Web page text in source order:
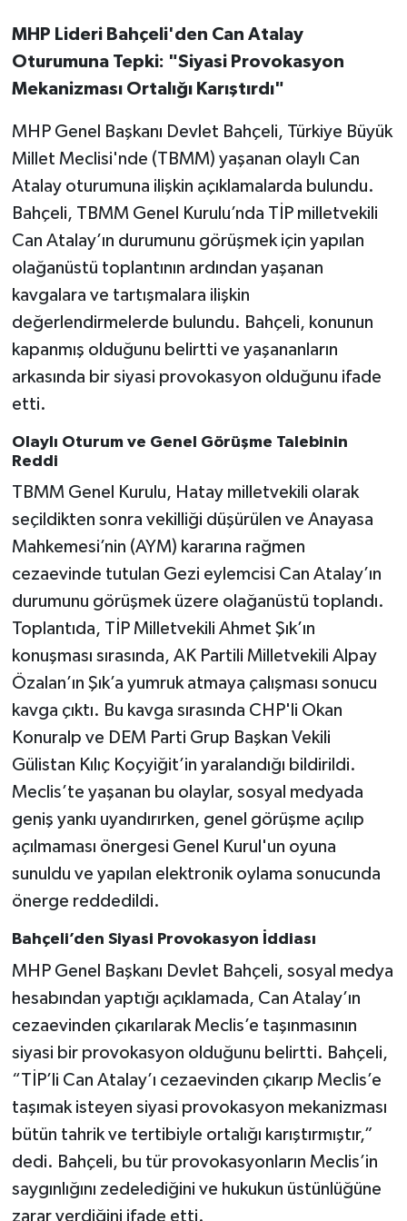
MHP Lideri Bahçeli'den Can Atalay
Oturumuna Tepki: "Siyasi Provokasyon
Mekanizması Ortalığı Karıştırdı"
MHP Genel Başkanı Devlet Bahçeli, Türkiye Büyük
Millet Meclisi'nde (TBMM) yaşanan olaylı Can
Atalay oturumuna ilişkin açıklamalarda bulundu.
Bahçeli, TBMM Genel Kurulu’nda TİP milletvekili
Can Atalay’ın durumunu görüşmek için yapılan
olağanüstü toplantının ardından yaşanan
kavgalara ve tartışmalara ilişkin
değerlendirmelerde bulundu. Bahçeli, konunun
kapanmış olduğunu belirtti ve yaşananların
arkasında bir siyasi provokasyon olduğunu ifade
etti.
Olaylı Oturum ve Genel Görüşme Talebinin
Reddi
TBMM Genel Kurulu, Hatay milletvekili olarak
seçildikten sonra vekilliği düşürülen ve Anayasa
Mahkemesi’nin (AYM) kararına rağmen
cezaevinde tutulan Gezi eylemcisi Can Atalay’ın
durumunu görüşmek üzere olağanüstü toplandı.
Toplantıda, TİP Milletvekili Ahmet Şık’ın
konuşması sırasında, AK Partili Milletvekili Alpay
Özalan’ın Şık’a yumruk atmaya çalışması sonucu
kavga çıktı. Bu kavga sırasında CHP'li Okan
Konuralp ve DEM Parti Grup Başkan Vekili
Gülistan Kılıç Koçyiğit’in yaralandığı bildirildi.
Meclis’te yaşanan bu olaylar, sosyal medyada
geniş yankı uyandırırken, genel görüşme açılıp
açılmaması önergesi Genel Kurul'un oyuna
sunuldu ve yapılan elektronik oylama sonucunda
önerge reddedildi.
Bahçeli’den Siyasi Provokasyon İddiası
MHP Genel Başkanı Devlet Bahçeli, sosyal medya
hesabından yaptığı açıklamada, Can Atalay’ın
cezaevinden çıkarılarak Meclis’e taşınmasının
siyasi bir provokasyon olduğunu belirtti. Bahçeli,
“TİP’li Can Atalay’ı cezaevinden çıkarıp Meclis’e
taşımak isteyen siyasi provokasyon mekanizması
bütün tahrik ve tertibiyle ortalığı karıştırmıştır,”
dedi. Bahçeli, bu tür provokasyonların Meclis’in
saygınlığını zedelediğini ve hukukun üstünlüğüne
zarar verdiğini ifade etti.